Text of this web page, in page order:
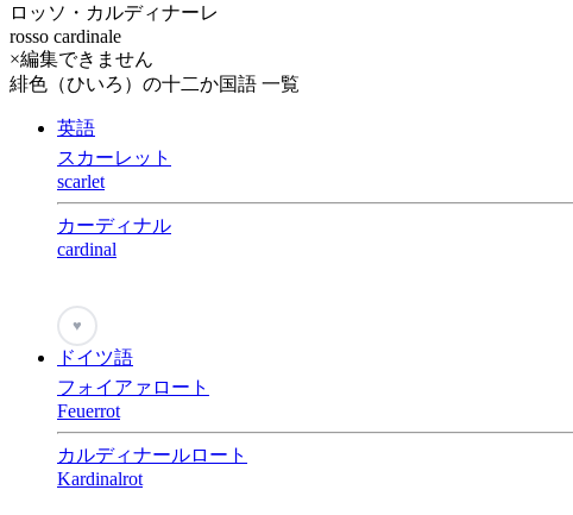
ロッソ・カルディナーレ
rosso cardinale
×編集できません
緋色（ひいろ）の十二か国語 一覧
英語
スカーレット
scarlet
カーディナル
cardinal
♥
ドイツ語
フォイアァロート
Feuerrot
カルディナールロート
Kardinalrot